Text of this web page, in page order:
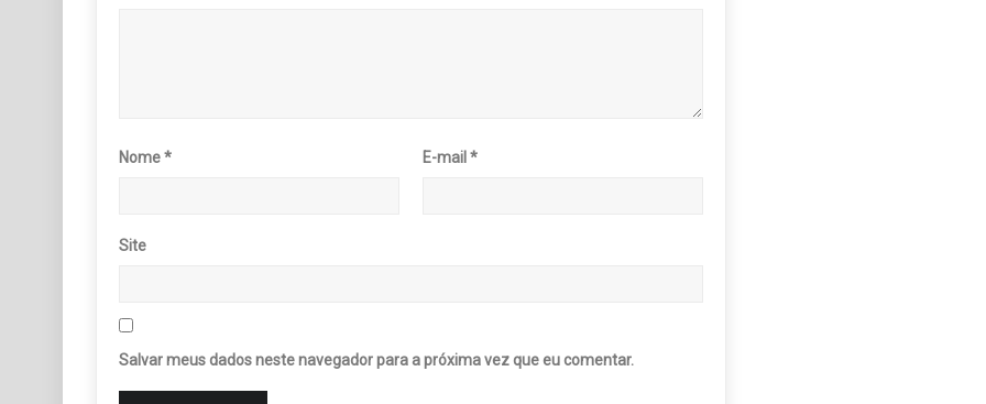
Nome* E-mail*
Site
Salvar meus dados neste navegador para a próxima vez que eu comentar.